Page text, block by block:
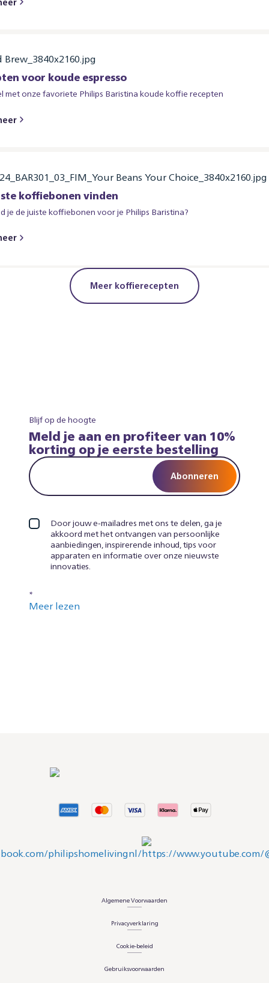
voor koude espresso
met onze favoriete Philips Baristina koude koffie recepten
koffiebonen vinden
je de juiste koffiebonen voor je Philips Baristina?
Meer koffierecepten
Blijf op de hoogte
Meld je aan en profiteer van 10%
korting op je eerste bestelling
Abonneren
Door jouw e-mailadres met ons te delen, ga je
akkoord met het ontvangen van persoonlijke
aanbiedingen, inspirerende inhoud, tips voor
apparaten en informatie over onze nieuwste
innovaties.
*
Meer lezen
Algemene Voorwaarden
Privacyverklaring
Cookie-beleid
Gebruiksvoorwaarden